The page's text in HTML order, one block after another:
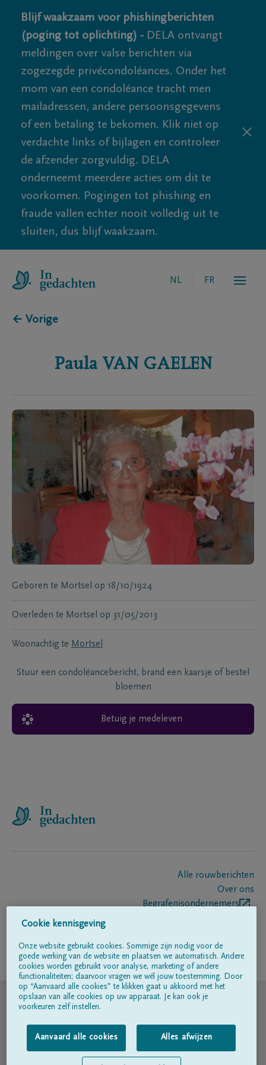
Blijf waakzaam voor phishingberichten
(poging tot oplichting) - DELA ontvangt
meldingen over valse berichten via
zogezegde privécondoléances. Onder het
mom van een condoléance tracht men
mailadressen, andere persoonsgegevens
of een betaling te bekomen. Klik niet op
verdachte links of bijlagen en controleer
de afzender zorgvuldig. DELA
onderneemt meerdere acties om dit te
voorkomen. Pogingen tot phishing en
fraude vallen echter nooit volledig uit te
sluiten, dus blijf waakzaam.
NL FR
← Vorige
Paula VAN GAELEN
Geboren te Mortsel op 18/10/1924
Overleden te Mortsel op 31/05/2013
Woonachtig te Mortsel
Stuur een condoléancebericht, brand een kaarsje of bestel
bloemen
Betuig je medeleven
Alle rouwberichten
Over ons
Begrafenisondernemers
Volg ons op
© DELA
Gebruiksvoorwaarden
Privacyverklaring
Cookie kennisgeving
Onze website gebruikt cookies. Sommige zijn nodig voor de
goede werking van de website en plaatsen we automatisch. Andere
cookies worden gebruikt voor analyse, marketing of andere
functionaliteiten; daarvoor vragen we wél jouw toestemming. Door
op “Aanvaard alle cookies” te klikken gaat u akkoord met het
opslaan van alle cookies op uw apparaat. Je kan ook je
voorkeuren zelf instellen.
Aanvaard alle cookies Alles afwijzen